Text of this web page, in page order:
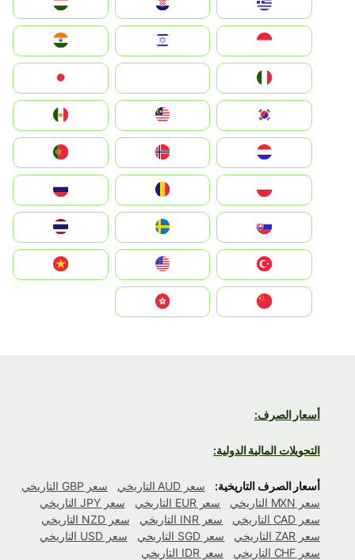
Hrvatska
Magyarország
Indonesia
South Korea
Nederland
Portugal
România
Slovensko
United States
Vietnam
أسعار الصرف:
التحويلات المالية الدولية:
أسعار الصرف التاريخية: سعر AUD التاريخي
سعر GBP التاريخي
سعر MXN التاريخي
سعر EUR التاريخي
سعر JPY التاريخي
سعر CAD التاريخي
سعر INR التاريخي
سعر NZD التاريخي
سعر ZAR التاريخي
سعر SGD التاريخي
سعر USD التاريخي
سعر CHF التاريخي
سعر IDR التاريخي